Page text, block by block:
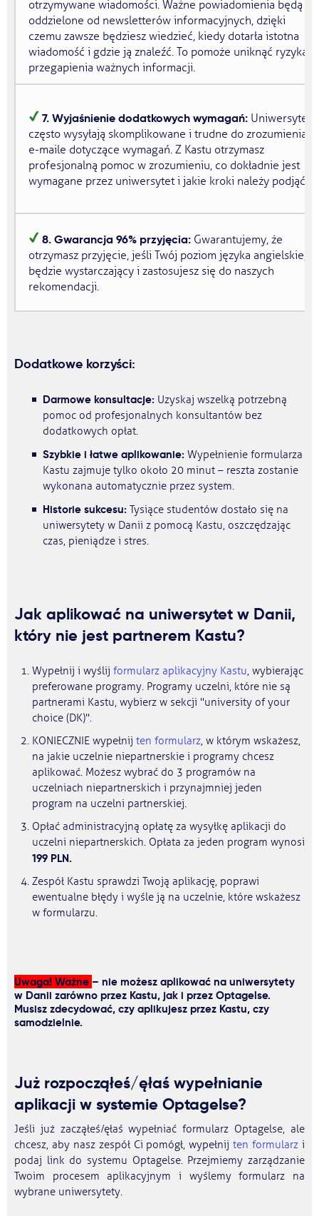
otrzymywane wiadomości. Ważne powiadomienia będą
oddzielone od newsletterów informacyjnych, dzięki
czemu zawsze będziesz wiedzieć, kiedy dotarła istotna
wiadomość i gdzie ją znaleźć. To pomoże uniknąć ryzyka
przegapienia ważnych informacji.
7. Wyjaśnienie dodatkowych wymagań: Uniwersytety
często wysyłają skomplikowane i trudne do zrozumienia
e-maile dotyczące wymagań. Z Kastu otrzymasz
profesjonalną pomoc w zrozumieniu, co dokładnie jest
wymagane przez uniwersytet i jakie kroki należy podjąć.
8. Gwarancja 96% przyjęcia: Gwarantujemy, że
otrzymasz przyjęcie, jeśli Twój poziom języka angielskiego
będzie wystarczający i zastosujesz się do naszych
rekomendacji.
Dodatkowe korzyści:
Darmowe konsultacje: Uzyskaj wszelką potrzebną
pomoc od profesjonalnych konsultantów bez
dodatkowych opłat.
Szybkie i łatwe aplikowanie: Wypełnienie formularza
Kastu zajmuje tylko około 20 minut – reszta zostanie
wykonana automatycznie przez system.
Historie sukcesu: Tysiące studentów dostało się na
uniwersytety w Danii z pomocą Kastu, oszczędzając
czas, pieniądze i stres.
Jak aplikować na uniwersytet w Danii,
który nie jest partnerem Kastu?
Wypełnij i wyślij formularz aplikacyjny Kastu, wybierając
preferowane programy. Programy uczelni, które nie są
partnerami Kastu, wybierz w sekcji "university of your
choice (DK)".
KONIECZNIE wypełnij ten formularz, w którym wskażesz,
na jakie uczelnie niepartnerskie i programy chcesz
aplikować. Możesz wybrać do 3 programów na
uczelniach niepartnerskich i przynajmniej jeden
program na uczelni partnerskiej.
Opłać administracyjną opłatę za wysyłkę aplikacji do
uczelni niepartnerskich. Opłata za jeden program wynosi
199 PLN.
Zespół Kastu sprawdzi Twoją aplikację, poprawi
ewentualne błędy i wyśle ją na uczelnie, które wskażesz
w formularzu.
Uwaga! Ważne – nie możesz aplikować na uniwersytety
w Danii zarówno przez Kastu, jak i przez Optagelse.
Musisz zdecydować, czy aplikujesz przez Kastu, czy
samodzielnie.
Już rozpocząłeś/ęłaś wypełnianie
aplikacji w systemie Optagelse?
Jeśli już zacząłeś/ęłaś wypełniać formularz Optagelse, ale
chcesz, aby nasz zespół Ci pomógł, wypełnijten formularz i
podaj link do systemu Optagelse. Przejmiemy zarządzanie
Twoim procesem aplikacyjnym i wyślemy formularz na
wybrane uniwersytety.